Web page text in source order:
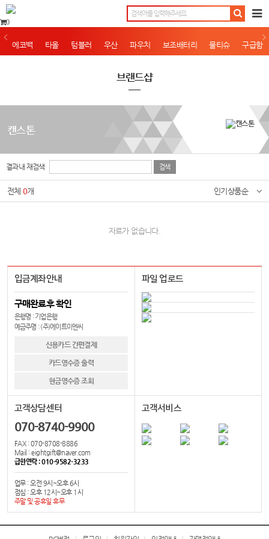
0
에코백 타올 텀블러 우산 파우치 보조배터리 물티슈 구급함
브랜드샵
캔스톤
결과내 재검색
전체0개 인기상품순
자료가 없습니다.
입금계좌안내
구매완료후 확인
은행명 : 기업은행
예금주명 : (주)에이트이엔씨
신용카드 간편결제
카드영수증 출력
현금영수증 조회
파일 업로드
고객상담센터
070-8740-9900
FAX : 070-8708-8886
Mail : eightgift@naver.com
급한연락 : 010-9582-3233
업무 : 오전 9시~오후 6시
점심 : 오후 12시~오후 1시
주말 및 공휴일 휴무
고객서비스